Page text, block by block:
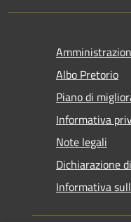
Albo Pretorio
Piano di
Informativa
Note legali
Dichiarazione
Informativa